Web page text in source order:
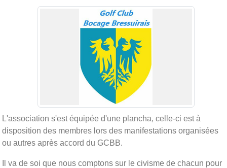
L'association s'est équipée d'une plancha, celle-ci est à
disposition des membres lors des manifestations organisées
ou autres après accord du GCBB.
Il va de soi que nous comptons sur le civisme de chacun pour